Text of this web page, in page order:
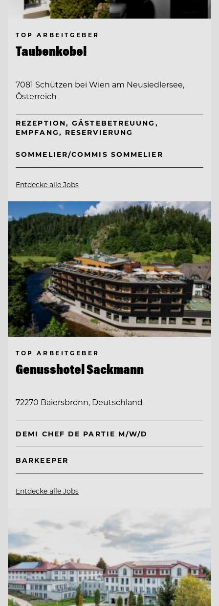
TOP ARBEITGEBER
Taubenkobel
7081 Schützen bei Wien am Neusiedlersee,
Österreich
REZEPTION, GÄSTEBETREUUNG,
EMPFANG, RESERVIERUNG
SOMMELIER/COMMIS SOMMELIER
Entdecke alle Jobs
TOP ARBEITGEBER
Genusshotel Sackmann
72270 Baiersbronn, Deutschland
DEMI CHEF DE PARTIE M/W/D
BARKEEPER
Entdecke alle Jobs